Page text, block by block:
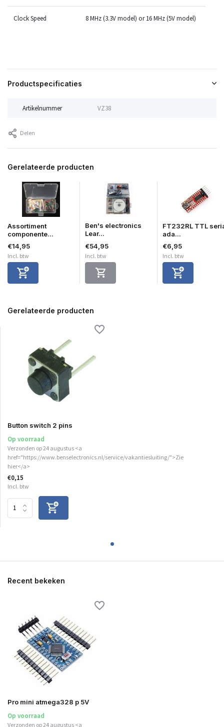
Clock Speed 8MHz(3.3V model) or 16MHz(5V model)
Productspecificaties
Artikelnummer VZ38
Delen
Gerelateerde producten
Assortiment
componente...
€14,95
Incl. btw
Ben's electronics
Lear...
€54,95
Incl. btw
FT232RL TTL
ada...
€6,95
Incl. btw
Gerelateerde producten
Button switch 2 pins
Op voorraad
Verzonden op 24 augustus <a
href="https://www.benselectronics.nl/service/vakantiesluiting/">Zie
hier</a>
€0,15
Incl. btw
Recent bekeken
Pro mini atmega328 p 5V
Op voorraad
Verzonden op 24 augustus <a